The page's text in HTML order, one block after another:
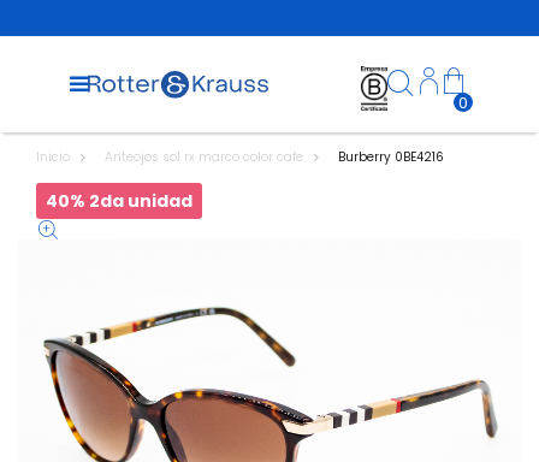
0
Inicio Anteojos sol rx marco color cafe Burberry 0BE4216
40% 2da unidad